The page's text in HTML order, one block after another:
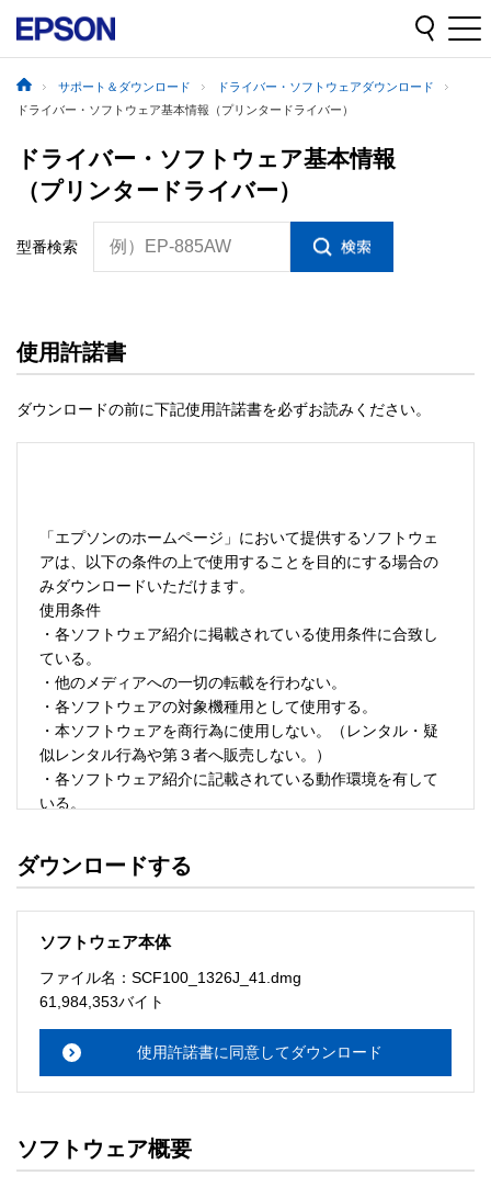
サポート＆ダウンロード
ドライバー・ソフトウェアダウンロード
ドライバー・ソフトウェア基本情報（プリンタードライバー）
ドライバー・ソフトウェア基本情報
（プリンタードライバー）
型番検索 例）EP-885AW
使用許諾書
ダウンロードの前に下記使用許諾書を必ずお読みください。
「エプソンのホームページ」において提供するソフトウェ
アは、以下の条件の上で使用することを目的にする場合の
みダウンロードいただけます。
使用条件
・各ソフトウェア紹介に掲載されている使用条件に合致し
ている。
・他のメディアへの一切の転載を行わない。
・各ソフトウェアの対象機種用として使用する。
・本ソフトウェアを商行為に使用しない。（レンタル・疑
似レンタル行為や第３者へ販売しない。）
・各ソフトウェア紹介に記載されている動作環境を有して
いる。
・ソフトウェアを改変、またはリバースエンジニアリング
ソフトウェアのサポート
・本サーバでは、ユーザーサポートは行いません。搭載ソ
メーションセンターまでお願い
ルをお読み下さい。
ソフトウェアの保証範囲
・ソフトウェアのダウンロード・導入はお客様の責任にお
ダウンロードする
ソフトウェア本体
ファイル名：SCF100_1326J_41.dmg
61,984,353バイト
使用許諾書に同意してダウンロード
ソフトウェア概要